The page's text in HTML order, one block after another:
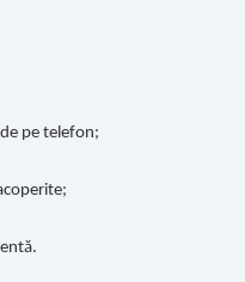
pe telefon;